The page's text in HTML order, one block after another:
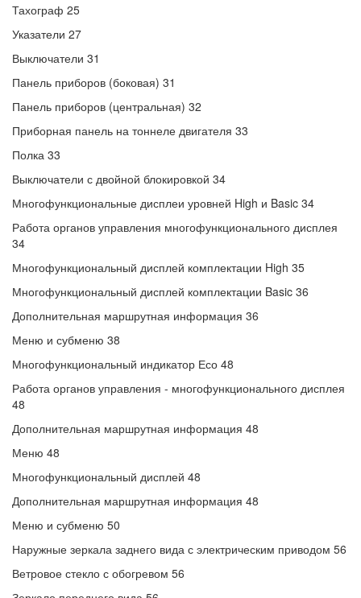
Тахограф 25
Указатели 27
Выключатели 31
Панель приборов (боковая) 31
Панель приборов (центральная) 32
Приборная панель на тоннеле двигателя 33
Полка 33
Выключатели с двойной блокировкой 34
Многофункциональные дисплеи уровней High и Basic 34
Работа органов управления многофункционального дисплея
34
Многофункциональный дисплей комплектации High 35
Многофункциональный дисплей комплектации Basic 36
Дополнительная маршрутная информация 36
Меню и субменю 38
Многофункциональный индикатор Есо 48
Работа органов управления - многофункционального дисплея
48
Дополнительная маршрутная информация 48
Меню 48
Многофункциональный дисплей 48
Дополнительная маршрутная информация 48
Меню и субменю 50
Наружные зеркала заднего вида с электрическим приводом 56
Ветровое стекло с обогревом 56